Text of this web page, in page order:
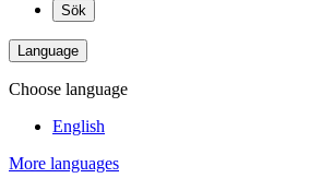
Sök
Language
Choose language
English
More languages